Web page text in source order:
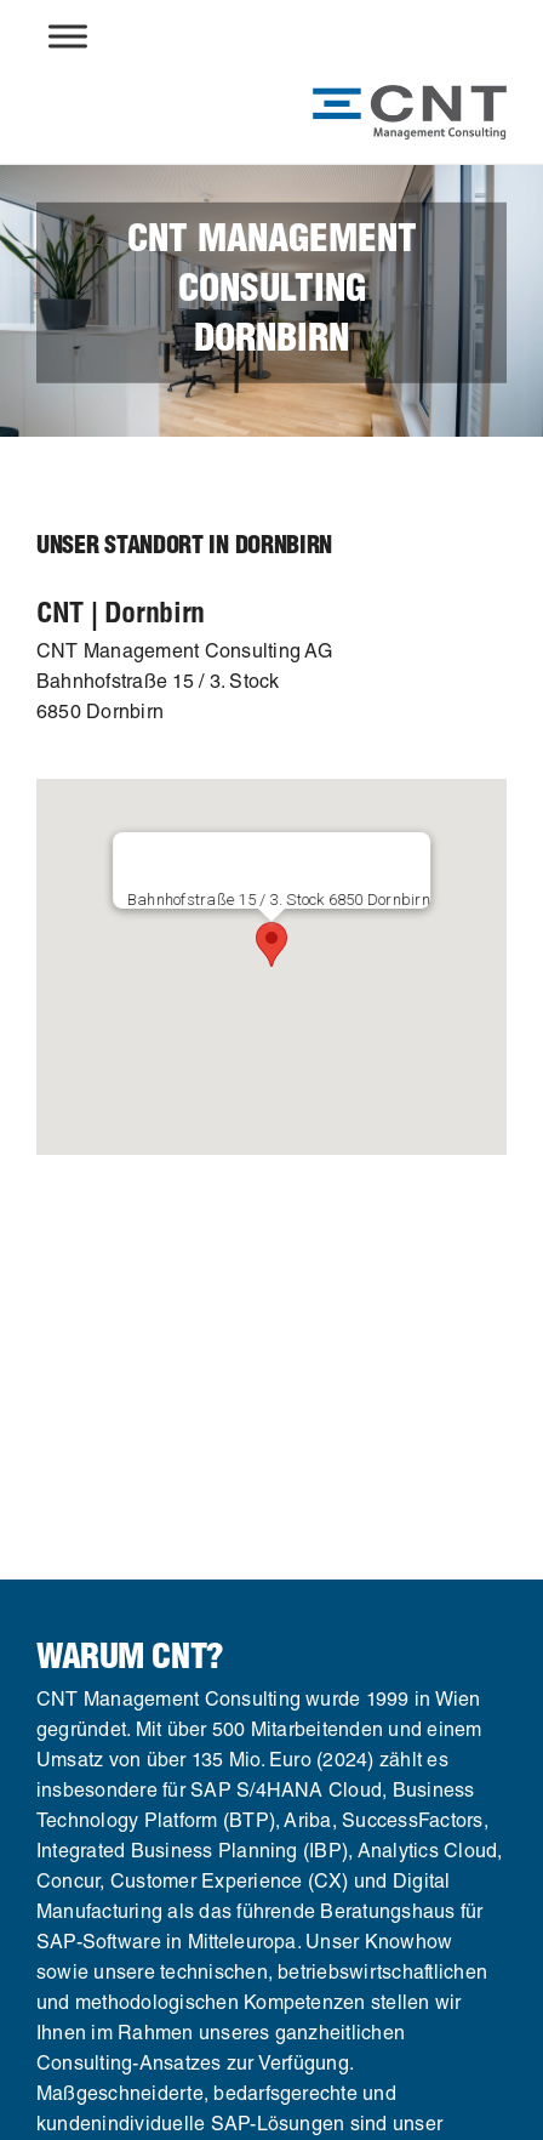
CNT MANAGEMENT
CONSULTING
DORNBIRN
UNSER STANDORT IN DORNBIRN
CNT | Dornbirn
CNT Management Consulting AG
Bahnhofstraße 15 / 3. Stock
6850 Dornbirn
Bahnhofstraße 15 / 3. Stock 6850 Dornbirn
WARUM CNT?
CNT Management Consulting wurde 1999 in Wien
gegründet. Mit über 500 Mitarbeitenden und einem
Umsatz von über 135 Mio. Euro (2024) zählt es
insbesondere für SAP S/4HANA Cloud, Business
Technology Platform (BTP), Ariba, SuccessFactors,
Integrated Business Planning (IBP), Analytics Cloud,
Concur, Customer Experience (CX) und Digital
Manufacturing als das führende Beratungshaus für
SAP-Software in Mitteleuropa. Unser Knowhow
sowie unsere technischen, betriebswirtschaftlichen
und methodologischen Kompetenzen stellen wir
Ihnen im Rahmen unseres ganzheitlichen
Consulting-Ansatzes zur Verfügung.
Maßgeschneiderte, bedarfsgerechte und
kundenindividuelle SAP-Lösungen sind unser